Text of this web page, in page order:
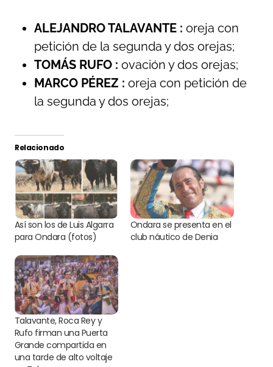
ALEJANDRO TALAVANTE : oreja con
petición de la segunda y dos orejas;
TOMÁS RUFO : ovación y dos orejas;
MARCO PÉREZ : oreja con petición de
la segunda y dos orejas;
Relacionado
Así son los de Luis Algarra
para Ondara (fotos)
Ondara se presenta en el
club náutico de Denia
Talavante, Roca Rey y
Rufo firman una Puerta
Grande compartida en
una tarde de alto voltaje